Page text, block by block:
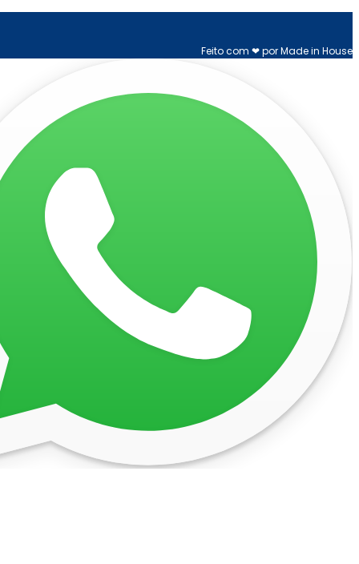
Feito com ❤ por Made in House